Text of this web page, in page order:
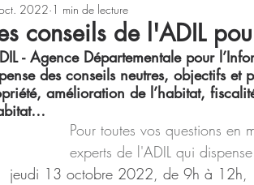
19 Culture Manifestations
conseils de l'ADIL
2022 1 min de lecture
- Agence Départementale pour
des conseils neutres, objectifs
amélioration de l’habitat,
Pour toutes vos questions en
experts de l'ADIL qui
jeudi 13 octobre 2022, de 9h à 12h,